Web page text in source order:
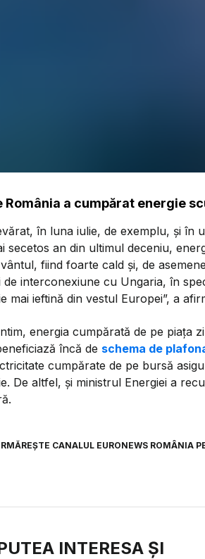
România a cumpărat energie
în luna iulie, de exemplu, și în
secetos an din ultimul deceniu,
fiind foarte cald și, de
de interconexiune cu Ungaria, în
mai ieftină din vestul Europei”, a
energia cumpărată de pe piața
încă de schema de
cumpărate de pe bursă
De altfel, și ministrul Energiei a
CANALUL EURONEWS ROMÂNIA
INTERESA ȘI